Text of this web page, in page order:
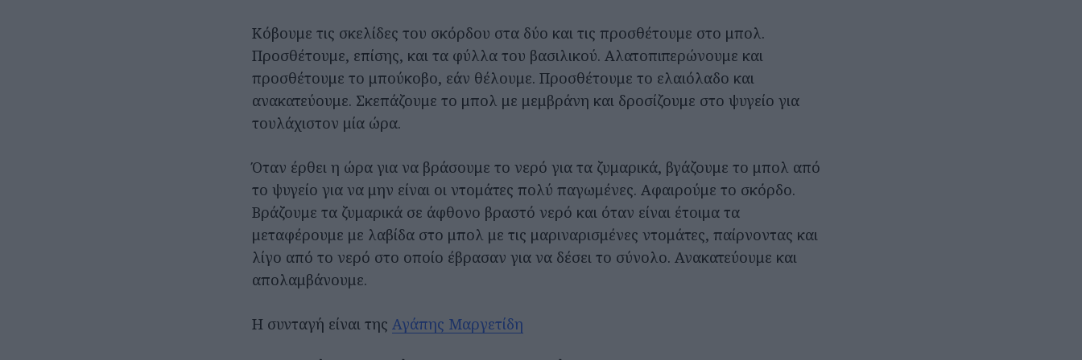
Κόβουμε τις σκελίδες του σκόρδου στα δύο και τις προσθέτουμε στο μπολ.
Προσθέτουμε, επίσης, και τα φύλλα του βασιλικού. Αλατοπιπερώνουμε και
προσθέτουμε το μπούκοβο, εάν θέλουμε. Προσθέτουμε το ελαιόλαδο και
ανακατεύουμε. Σκεπάζουμε το μπολ με μεμβράνη και δροσίζουμε στο ψυγείο για
τουλάχιστον μία ώρα.
Όταν έρθει η ώρα για να βράσουμε το νερό για τα ζυμαρικά, βγάζουμε το μπολ από
το ψυγείο για να μην είναι οι ντομάτες πολύ παγωμένες. Αφαιρούμε το σκόρδο.
Βράζουμε τα ζυμαρικά σε άφθονο βραστό νερό και όταν είναι έτοιμα τα
μεταφέρουμε με λαβίδα στο μπολ με τις μαριναρισμένες ντομάτες, παίρνοντας και
λίγο από το νερό στο οποίο έβρασαν για να δέσει το σύνολο. Ανακατεύουμε και
απολαμβάνουμε.
Η συνταγή είναι της Αγάπης Μαργετίδη